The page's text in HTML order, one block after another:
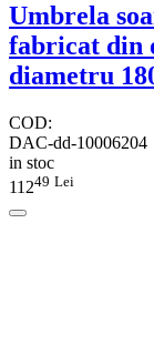
Umbrela
fabricat din
diametru
COD:
DAC-dd-10006204
in stoc
11249 Lei